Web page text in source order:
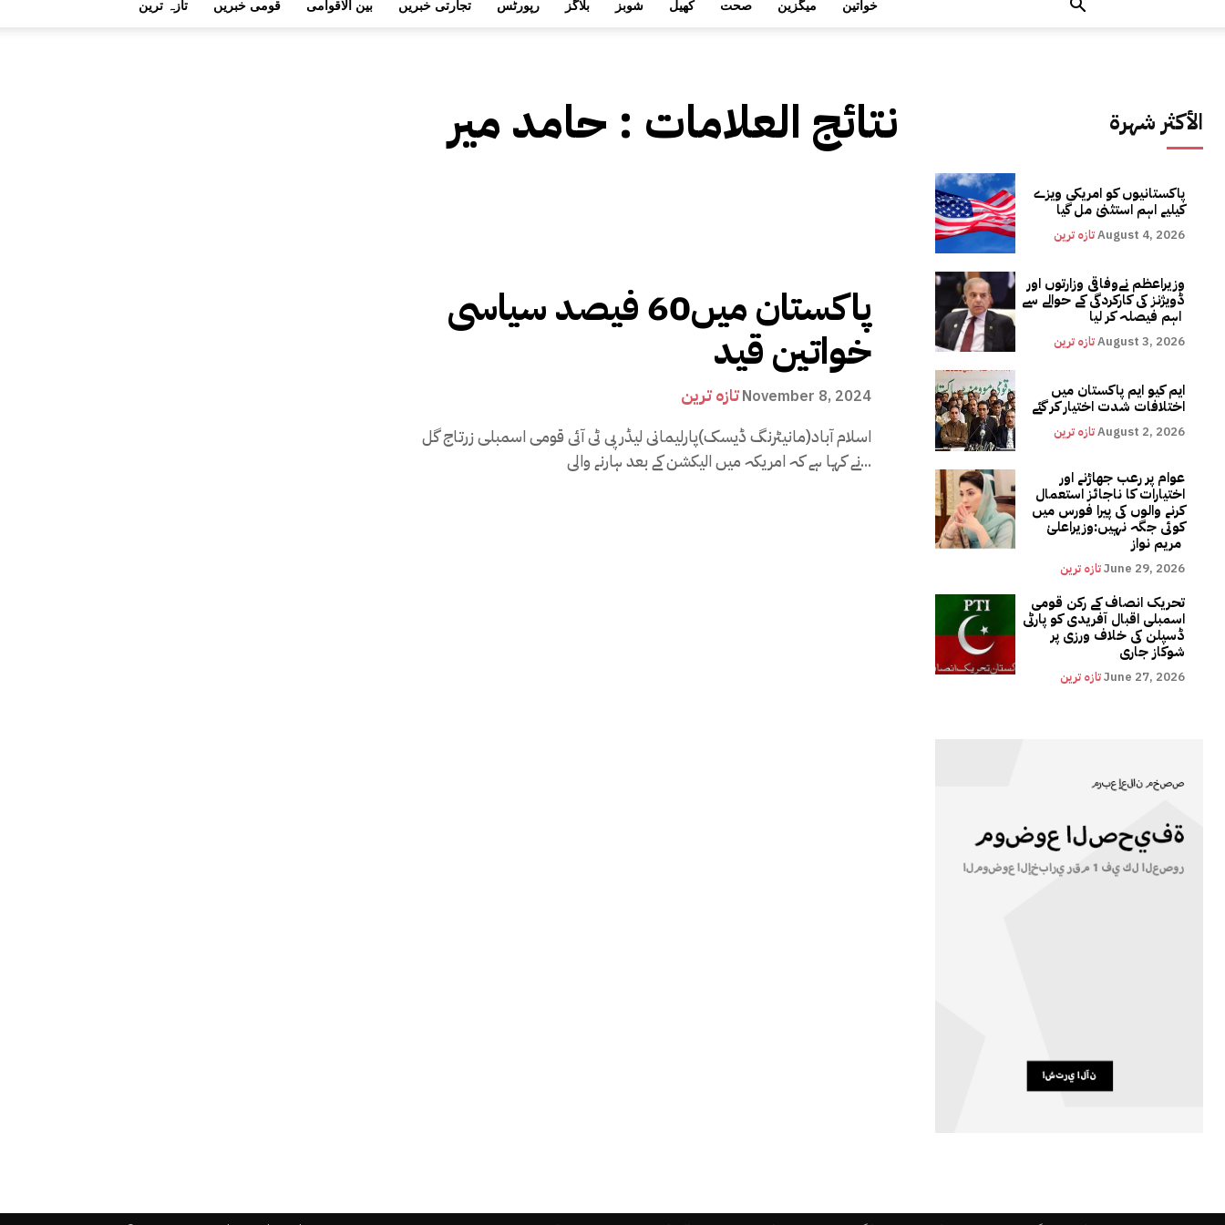
تازہ ترین قومی خبریں بین الاقوامی تجارتی خبریں رپورٹس بلاگز شوبز کھیل صحت میگزین خواتین
نتائج العلامات : حامد میر
پاکستان میں60 فیصد سیاسی
خواتین قید
تازہ ترینNovember 8, 2024
اسلام آباد(مانیٹرنگ ڈیسک)پارلیمانی لیڈر پی ٹی آئی قومی اسمبلی زرتاج گل
نے کہا ہے کہ امریکہ میں الیکشن کے بعد ہارنے والی...
الأكثر شهرة
پاکستانیوں کو امریکی ویزے
کیلیے اہم استثنیٰ مل گیا
تازہ ترینAugust 4, 2026
وزیراعظم نےوفاقی وزارتوں اور
ڈویژنز کی کارکردگی کے حوالے سے
تازہ ترینAugust 3, 2026
ایم کیو ایم پاکستان میں
اختلافات شدت اختیار کر گئے
تازہ ترینAugust 2, 2026
عوام پر رعب جھاڑنے اور
اختیارات کا ناجائز استعمال
کرنے والوں کی پیرا فورس میں
کوئی جگہ نہیں:وزیراعلیٰ
تازہ ترینJune 29, 2026
تحریک انصاف کے رکن قومی
اسمبلی اقبال آفریدی کو پارٹی
ڈسپلن کی خلاف ورزی پر
شوکاز جاری
تازہ ترینJune 27, 2026